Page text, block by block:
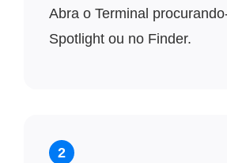
Abra o Terminal
Spotlight ou no Finder.
2